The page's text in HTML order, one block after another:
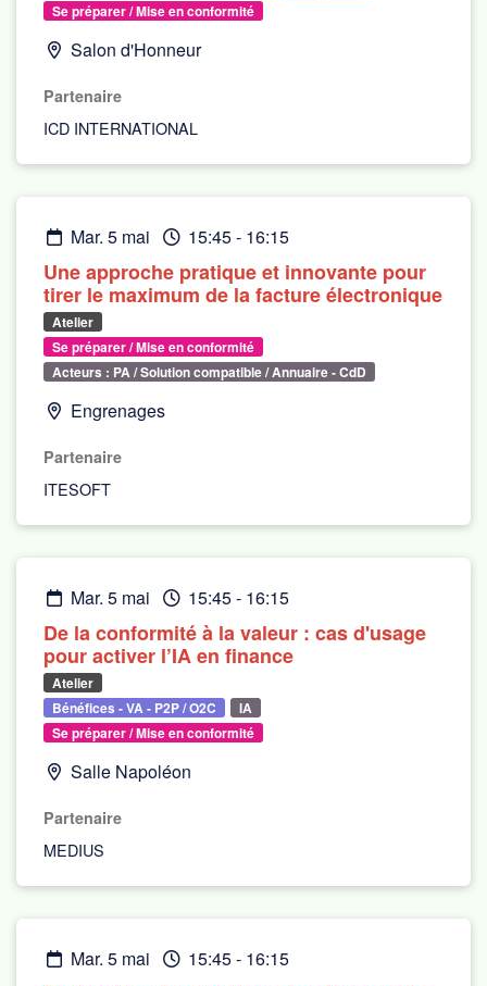
Se préparer / Mise en conformité
Salon d'Honneur
Partenaire
ICD INTERNATIONAL
mar. 5 mai 15:45- 16:15
Une approche pratique et innovante pour
tirer le maximum de la facture électronique
Atelier
Se préparer / Mise en conformité
Acteurs : PA / Solution compatible / Annuaire - CdD
Engrenages
Partenaire
ITESOFT
mar. 5 mai 15:45- 16:15
De la conformité à la valeur : cas d'usage
pour activer l’IA en finance
Atelier
Bénéfices - VA - P2P / O2C
IA
Se préparer / Mise en conformité
Salle Napoléon
Partenaire
MEDIUS
mar. 5 mai 15:45- 16:15